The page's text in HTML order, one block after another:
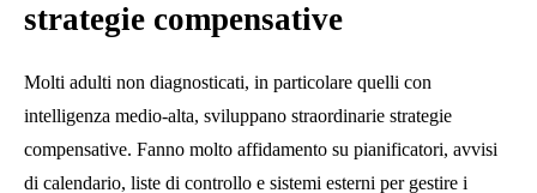
strategie compensative
Molti adulti non diagnosticati, in particolare quelli con
intelligenza medio-alta, sviluppano straordinarie strategie
compensative. Fanno molto affidamento su pianificatori, avvisi
di calendario, liste di controllo e sistemi esterni per gestire i